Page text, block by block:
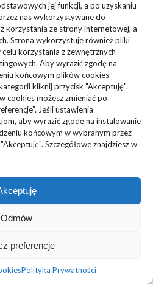
jej funkcji, a po uzyskaniu
nas wykorzystywane do
korzystania ze strony internetowej, a
Strona wykorzystuje również pliki
korzystania z zewnętrznych
Aby wyrazić zgodę na
końcowym plików cookies
kliknij przycisk "Akceptuję".
cookies możesz zmieniać po
Jeśli ustawienia
aby wyrazić zgodę na instalowanie
końcowym w wybranym przez
Szczegółowe znajdziesz w
Odmów
preferencje
Polityka Prywatności
(94)
(36)